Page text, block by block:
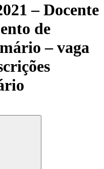
– Docente
de
– vaga